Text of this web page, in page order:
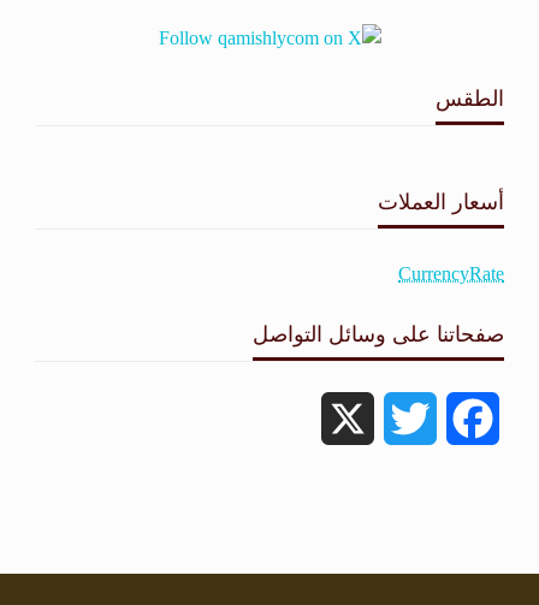
الطقس
أسعار العملات
CurrencyRate
صفحاتنا على وسائل التواصل
Facebook
Twitter